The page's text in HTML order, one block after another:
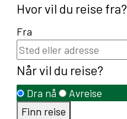
Hvor vil du reise fra?
Fra
Når vil du reise?
Dra nå
Avreise
Finn reise